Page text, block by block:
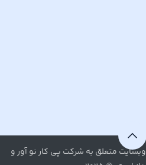
متعلق به شرکت پی کار نو آور و